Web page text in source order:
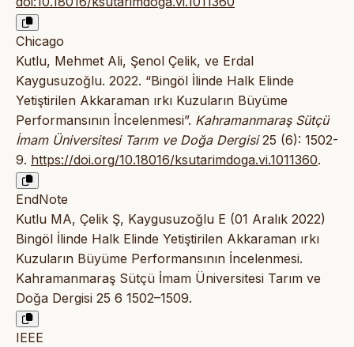
Chicago
Kutlu, Mehmet Ali, Şenol Çelik, ve Erdal
Kaygusuzoğlu. 2022. “Bingöl İlinde Halk Elinde
Yetiştirilen Akkaraman ırkı Kuzuların Büyüme
Performansının İncelenmesi”. Kahramanmaraş Sütçü
İmam Üniversitesi Tarım ve Doğa Dergisi25 (6): 1502-
9. https://doi.org/10.18016/ksutarimdoga.vi.1011360.
EndNote
Kutlu MA, Çelik Ş, Kaygusuzoğlu E (01 Aralık 2022)
Bingöl İlinde Halk Elinde Yetiştirilen Akkaraman ırkı
Kuzuların Büyüme Performansının İncelenmesi.
Kahramanmaraş Sütçü İmam Üniversitesi Tarım ve
Doğa Dergisi 25 6 1502–1509.
IEEE